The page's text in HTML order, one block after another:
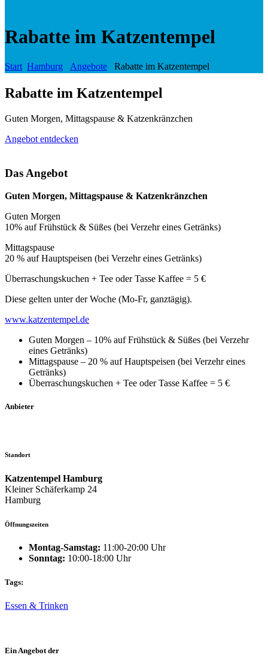
Rabatte im Katzentempel
Start Hamburg Angebote Rabatte im Katzentempel
Rabatte im Katzentempel
Guten Morgen, Mittagspause & Katzenkränzchen
Angebot entdecken
Das Angebot
Guten Morgen, Mittagspause & Katzenkränzchen
Guten Morgen
10% auf Frühstück & Süßes (bei Verzehr eines Getränks)
Mittagspause
20 % auf Hauptspeisen (bei Verzehr eines Getränks)
Überraschungskuchen + Tee oder Tasse Kaffee = 5 €
Diese gelten unter der Woche (Mo-Fr, ganztägig).
www.katzentempel.de
Guten Morgen – 10% auf Frühstück & Süßes (bei Verzehr
eines Getränks)
Mittagspause – 20 % auf Hauptspeisen (bei Verzehr eines
Getränks)
Überraschungskuchen + Tee oder Tasse Kaffee = 5 €
Anbieter
Standort
Katzentempel Hamburg
Kleiner Schäferkamp 24
Hamburg
Öffnungszeiten
Montag-Samstag: 11:00-20:00 Uhr
Sonntag: 10:00-18:00 Uhr
Tags:
Essen & Trinken
Ein Angebot der